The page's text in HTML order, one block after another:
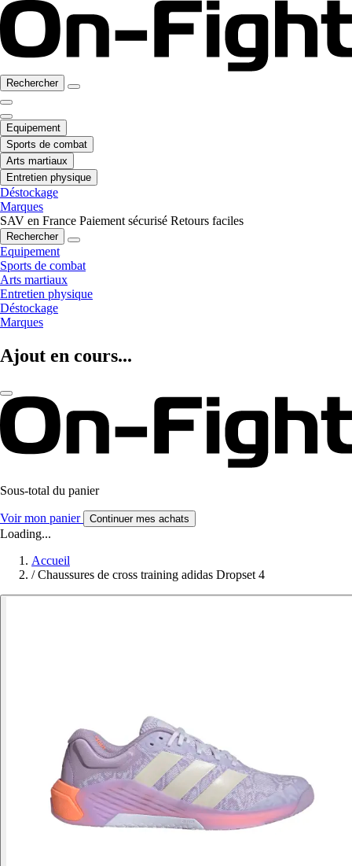
Rechercher
Equipement
Sports de combat
Arts martiaux
Entretien physique
Déstockage
Marques
SAV en France Paiement sécurisé Retours faciles
Rechercher
Equipement
Sports de combat
Arts martiaux
Entretien physique
Déstockage
Marques
Ajout en cours...
Sous-total du panier
Voir mon panier Continuer mes achats
Loading...
Accueil
/ Chaussures de cross training adidas Dropset 4